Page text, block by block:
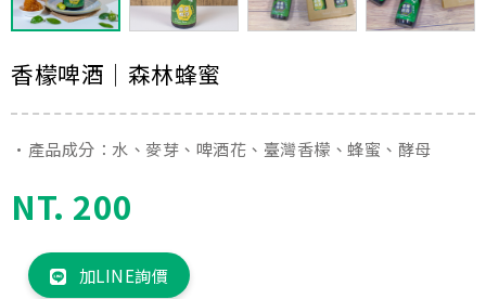
香檬啤酒│森林蜂蜜
•產品成分：水、麥芽、啤酒花、臺灣香檬、蜂蜜、酵母
NT. 200
加LINE詢價